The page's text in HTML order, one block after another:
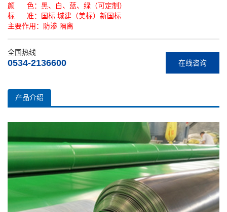
颜 色：黑、白、蓝、绿（可定制）
标 准：国标 城建（美标）新国标
主要作用：防渗 隔离
在线咨询
全国热线
0534-2136600
产品介绍